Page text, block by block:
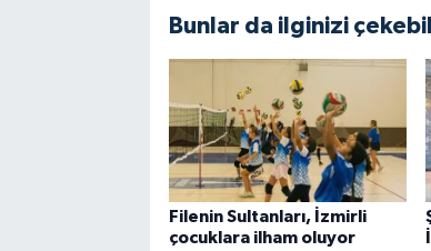
Bunlar da ilginizi
Filenin Sultanları, İzmirli
çocuklara ilham oluyor